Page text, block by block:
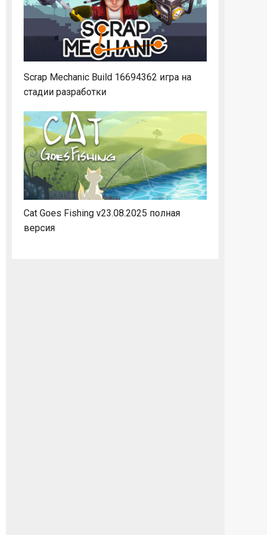
Scrap Mechanic Build 16694362 игра на
стадии разработки
Cat Goes Fishing v23.08.2025 полная
версия